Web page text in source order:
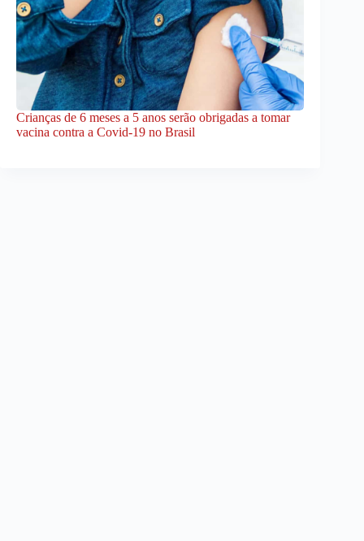
Crianças de 6 meses a 5 anos serão obrigadas a tomar
vacina contra a Covid-19 no Brasil